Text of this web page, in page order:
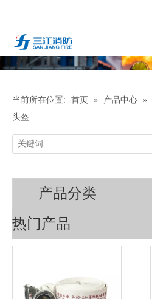
当前所在位置: 首页 » 产品中心 »
头盔
产品分类
热门产品